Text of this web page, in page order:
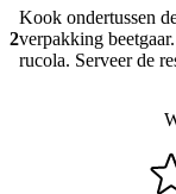
2
Kook ondertussen
verpakking
rucola. Serveer de